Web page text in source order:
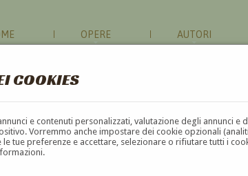
COOKIES
e contenuti personalizzati, valutazione degli annunci
Vorremmo anche impostare dei cookie opzionali
tue preferenze e accettare, selezionare o rifiutare tutti i
OPERE AUTORI